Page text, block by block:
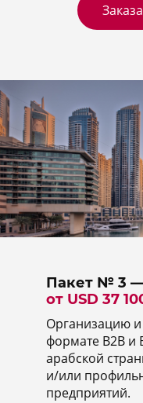
Пакет № 3
от USD 37
Организацию
формате В2В и
арабской
и/или
предприятий.